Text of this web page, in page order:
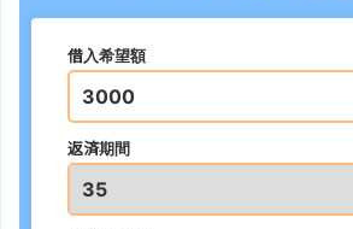
借入希望額
返済期間